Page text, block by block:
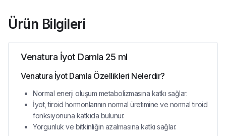
Ürün Bilgileri
Venatura İyot Damla 25 ml
Venatura İyot Damla Özellikleri Nelerdir?
Normal enerji oluşum metabolizmasına katkı sağlar.
İyot, tiroid hormonlarının normal üretimine ve normal tiroid
fonksiyonuna katkıda bulunur.
Yorgunluk ve bitkinliğin azalmasına katkı sağlar.